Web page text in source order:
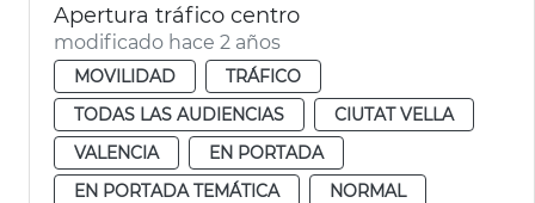
Apertura tráfico centro
modificado hace 2 años
MOVILIDAD
TRÁFICO
TODAS LAS AUDIENCIAS
CIUTAT VELLA
VALENCIA
EN PORTADA
EN PORTADA TEMÁTICA
NORMAL